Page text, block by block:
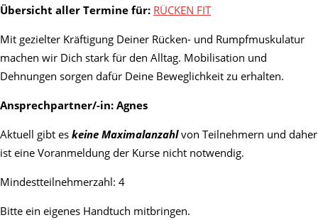
Übersicht aller Termine für: RÜCKEN FIT
Mit gezielter Kräftigung Deiner Rücken- und Rumpfmuskulatur
machen wir Dich stark für den Alltag. Mobilisation und
Dehnungen sorgen dafür Deine Beweglichkeit zu erhalten.
Ansprechpartner/-in: Agnes
Aktuell gibt es keine Maximalanzahlvon Teilnehmern und daher
ist eine Voranmeldung der Kurse nicht notwendig.
Mindestteilnehmerzahl: 4
Bitte ein eigenes Handtuch mitbringen.